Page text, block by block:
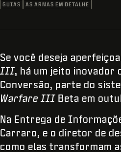
GUIAS AS ARMAS EM DETALHE
Se você deseja
III, há um jeito inovador
Conversão, parte do
Warfare III Beta em
Na Entrega de
Carraro, e o diretor de
como elas transformam